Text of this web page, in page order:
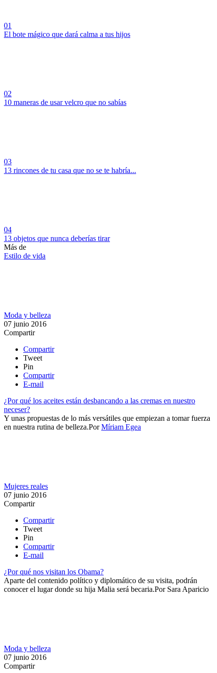
01
El bote mágico que dará calma a tus hijos
02
10 maneras de usar velcro que no sabías
03
13 rincones de tu casa que no se te habría...
04
13 objetos que nunca deberías tirar
Más de
Estilo de vida
Moda y belleza
07 junio 2016
Compartir
Compartir
Tweet
Pin
Compartir
E-mail
¿Por qué los aceites están desbancando a las cremas en nuestro
neceser?
Y unas propuestas de lo más versátiles que empiezan a tomar fuerza
en nuestra rutina de belleza.​​PorMíriam Egea
Mujeres reales
07 junio 2016
Compartir
Compartir
Tweet
Pin
Compartir
E-mail
¿Por qué nos visitan los Obama?
​Aparte del contenido político y diplomático de su visita, podrán
conocer el lugar donde su hija Malia será becaria.​Por Sara Aparicio
Moda y belleza
07 junio 2016
Compartir